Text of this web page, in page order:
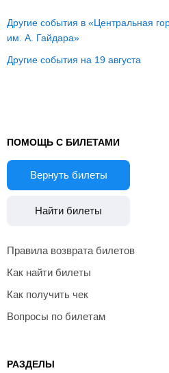
Другие события в «Центральная
им. А. Гайдара»
Другие события на 19 августа
ПОМОЩЬ С БИЛЕТАМИ
Вернуть билеты
Найти билеты
Правила возврата билетов
Как найти билеты
Как получить чек
Вопросы по билетам
РАЗДЕЛЫ